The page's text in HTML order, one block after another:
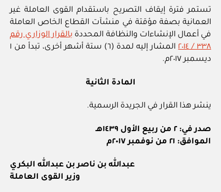
تستمر فترة إيقاف التصريح باستقدام القوى العاملة غير
العمانية بصفة مؤقتة في منشآت القطاع الخاص العاملة
في أعمال الإنشاءات والنظافة المحددةبالقرار الوزاري رقم
٣٣٨ / ٢٠١٤
المشار إليه لمدة (٦) ستة أشهر أخرى، تبدأ من ١
ديسمبر ٢٠١٧م.
المادة الثانية
ينشر هذا القرار في الجريدة الرسمية.
صدر في: ٢ من ربيع الأول ١٤٣٩هـ
الموافق: ٢١ من نوفمبر ٢٠١٧م
عبدالله بن ناصر بن عبدالله البكري
وزير القوى العاملة